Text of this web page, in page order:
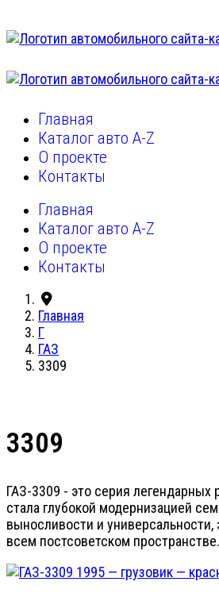
Главная
Каталог авто A-Z
О проекте
Контакты
Главная
Каталог авто A-Z
О проекте
Контакты
Главная
Г
ГАЗ
3309
3309
ГАЗ-3309 - это серия
стала глубокой модернизацией
выносливости и
всем постсоветском пространстве.